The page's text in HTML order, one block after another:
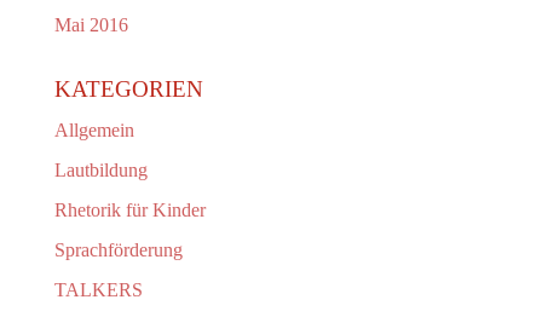
Mai 2016
KATEGORIEN
Allgemein
Lautbildung
Rhetorik für Kinder
Sprachförderung
TALKERS